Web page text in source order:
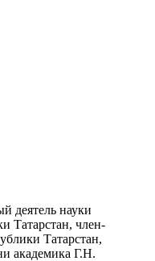
деятель науки
Татарстан, член-
Татарстан,
академика Г.Н.